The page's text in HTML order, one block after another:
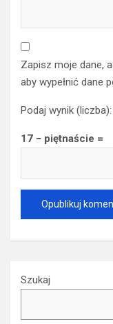
Zapisz moje dane,
aby wypełnić dane
Podaj wynik (liczba):
17 − piętnaście =
Szukaj